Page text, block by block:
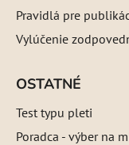
Pravidlá pre
Vylúčenie
OSTATNÉ
Test typu pleti
Poradca - výber na